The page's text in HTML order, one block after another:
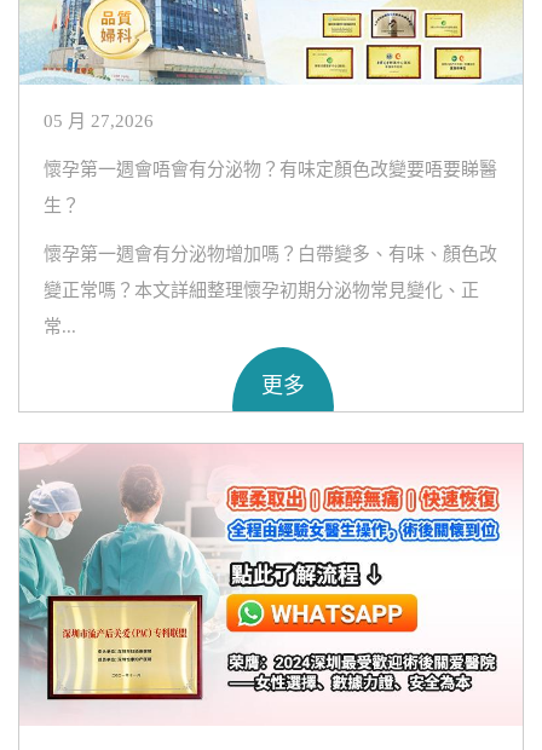
05 月 27,2026
懷孕第一週會唔會有分泌物？有味定顏色改變要唔要睇醫
生？
懷孕第一週會有分泌物增加嗎？白帶變多、有味、顏色改
變正常嗎？本文詳細整理懷孕初期分泌物常見變化、正
常...
更多